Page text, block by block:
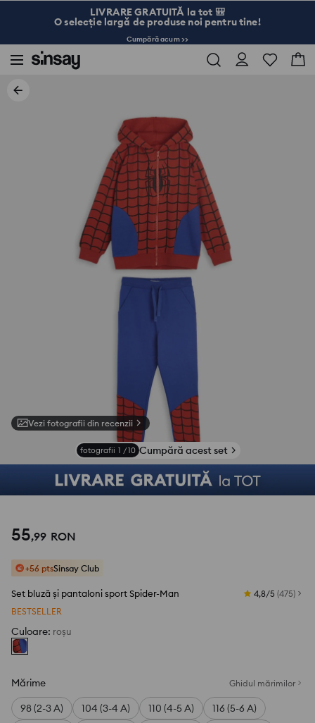
LIVRARE GRATUITĂ la tot 🎒
O selecție largă de produse noi pentru tine!
Cumpără acum >>
Vezi fotografii din recenzii
fotografii 1 /10 Cumpără acest set
55,99 RON
+56 ptsSinsay Club
Set bluză și pantaloni sport Spider-Man 4,8/5 (475)
BESTSELLER
Culoare: roșu
Mărime Ghidul mărimilor
98 (2-3 A) 104 (3-4 A) 110 (4-5 A)
116 (5-6 A)